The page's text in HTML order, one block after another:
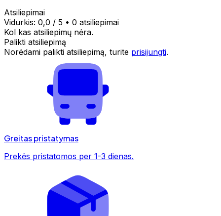
Atsiliepimai
Vidurkis: 0,0 / 5 • 0 atsiliepimai
Kol kas atsiliepimų nėra.
Palikti atsiliepimą
Norėdami palikti atsiliepimą, turite prisijungti.
Greitas pristatymas
Prekės pristatomos per 1-3 dienas.